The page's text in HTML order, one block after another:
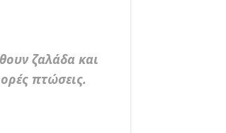
ζαλάδα και
πτώσεις.